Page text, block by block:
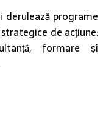
derulează programe
de acțiune:
formare și